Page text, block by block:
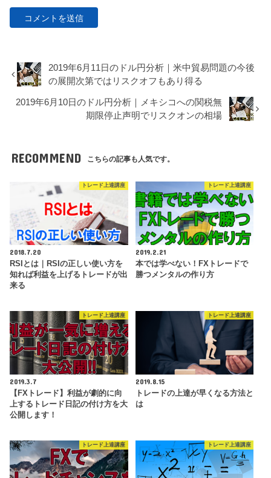
2019年6月11日のドル円分析｜米中貿易問題の今後
の展開次第ではリスクオフもあり得る
2019年6月10日のドル円分析｜メキシコへの関税無
期限停止声明でリスクオンの相場
RECOMMEND こちらの記事も人気です。
トレード上達講座
2018.7.20
RSIとは｜RSIの正しい使い方を
知れば利益を上げるトレードが出
来る
トレード上達講座
2019.2.21
本では学べない！FXトレードで
勝つメンタルの作り方
トレード上達講座
2019.3.7
【FXトレード】利益が劇的に向
上するトレード日記の付け方を大
公開します！
トレード上達講座
2019.8.15
トレードの上達が早くなる方法と
は
トレード上達講座 トレード上達講座